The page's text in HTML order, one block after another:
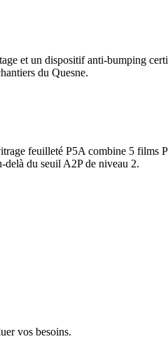
et un dispositif anti-bumping
du Quesne.
feuilleté P5A combine 5 films
delà du seuil A2P de niveau 2.
vos besoins.